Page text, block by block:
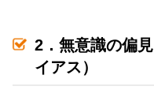
2．無意識の偏
イアス）